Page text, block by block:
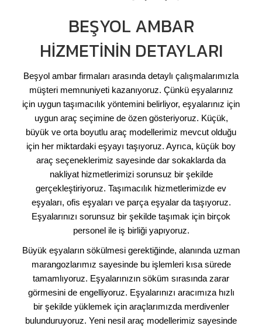
BEŞYOL AMBAR
HIZMETININ DETAYLARI
Beşyol ambar firmaları arasında detaylı çalışmalarımızla
müşteri memnuniyeti kazanıyoruz. Çünkü eşyalarınız
için uygun taşımacılık yöntemini belirliyor, eşyalarınız için
uygun araç seçimine de özen gösteriyoruz. Küçük,
büyük ve orta boyutlu araç modellerimiz mevcut olduğu
için her miktardaki eşyayı taşıyoruz. Ayrıca, küçük boy
araç seçeneklerimiz sayesinde dar sokaklarda da
nakliyat hizmetlerimizi sorunsuz bir şekilde
gerçekleştiriyoruz. Taşımacılık hizmetlerimizde ev
eşyaları, ofis eşyaları ve parça eşyalar da taşıyoruz.
Eşyalarınızı sorunsuz bir şekilde taşımak için birçok
personel ile iş birliği yapıyoruz.
Büyük eşyaların sökülmesi gerektiğinde, alanında uzman
marangozlarımız sayesinde bu işlemleri kısa sürede
tamamlıyoruz. Eşyalarınızın söküm sırasında zarar
görmesini de engelliyoruz. Eşyalarınızı aracımıza hızlı
bir şekilde yüklemek için araçlarımızda merdivenler
bulunduruyoruz. Yeni nesil araç modellerimiz sayesinde